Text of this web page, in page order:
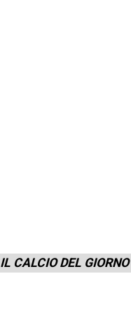
IL CALCIO DEL GIORNO